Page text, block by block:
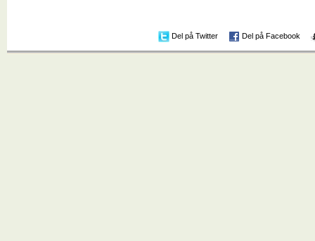
Del på Twitter Del på Facebook